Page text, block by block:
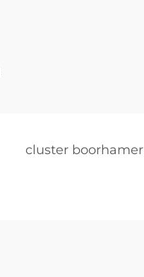
cluster boorhamer